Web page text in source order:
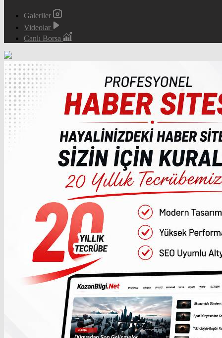
Galeriler
Videolar
Canlı Borsa